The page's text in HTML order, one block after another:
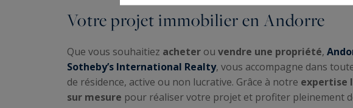
Votre projet immobilier en Andorre
Que vous souhaitiez acheter ou vendre une propriété,
Sotheby’s International Realty, vous accompagne dans
de résidence, active ou non lucrative. Grâce à notre expertise
sur mesure pour réaliser votre projet et profiter pleinement